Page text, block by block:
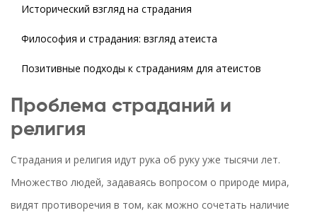
Исторический взгляд на страдания
Философия и страдания: взгляд атеиста
Позитивные подходы к страданиям для атеистов
Проблема страданий и
религия
Страдания и религия идут рука об руку уже тысячи лет.
Множество людей, задаваясь вопросом о природе мира,
видят противоречия в том, как можно сочетать наличие